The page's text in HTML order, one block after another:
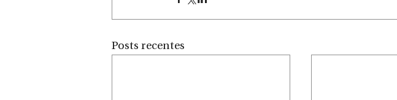
Posts recentes